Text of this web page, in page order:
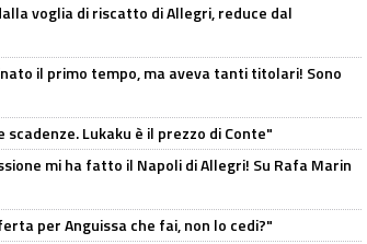
voglia di riscatto di Allegri, reduce dal
il primo tempo, ma aveva tanti titolari! Sono
Lukaku è il prezzo di Conte"
mi ha fatto il Napoli di Allegri! Su Rafa Marin
per Anguissa che fai, non lo cedi?"